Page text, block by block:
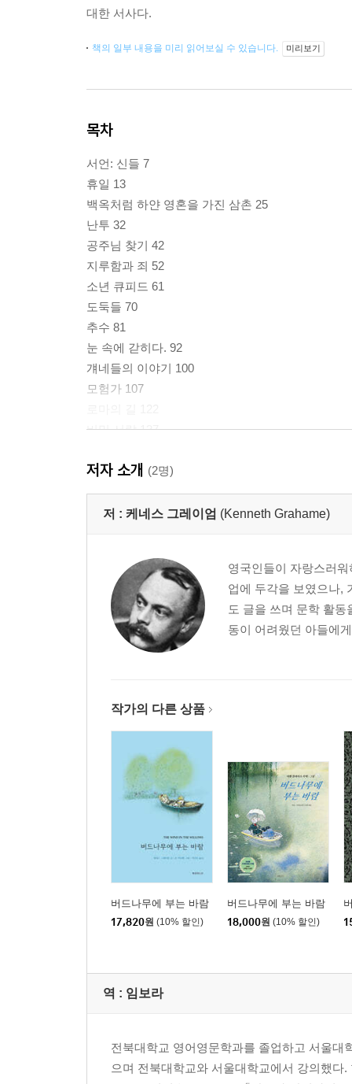
대한 서사다.
책의 일부 내용을 미리 읽어보실 수 있습니다. 미리보기
목차
서언: 신들 7
휴일 13
백옥처럼 하얀 영혼을 가진 삼촌 25
난투 32
공주님 찾기 42
지루함과 죄 52
소년 큐피드 61
도둑들 70
추수 81
눈 속에 갇히다. 92
걔네들의 이야기 100
모험가 107
비밀 서랍 137
푸른색 방 155
무너지다 170
놀만큼 놀았느니라 180
-케네스 그레이엄 연보 202
저자 소개 (2명)
저 : 케네스 그레이엄 (Kenneth Grahame)
영국인들이 자랑스러
업에 두각을 보였으나,
도 글을 쓰며 문학 활
동이 어려웠던 아들에
작가의 다른 상품
버드나무에 부는 바람
17,820원 (10% 할인)
버드나무에 부는 바람
18,000원 (10% 할인)
역 : 임보라
전북대학교 영어영문학과를 졸업하고 서울대
으며 전북대학교와 서울대학교에서 강의했